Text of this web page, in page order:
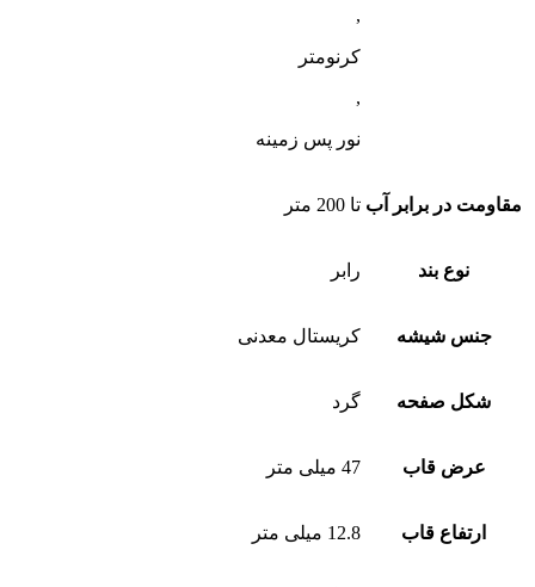
,
کرنومتر
,
نور پس زمینه
مقاومت در برابر آب تا 200 متر
نوع بند رابر
جنس شیشه کریستال معدنی
شکل صفحه گرد
عرض قاب 47 میلی متر
ارتفاع قاب 12.8 میلی متر